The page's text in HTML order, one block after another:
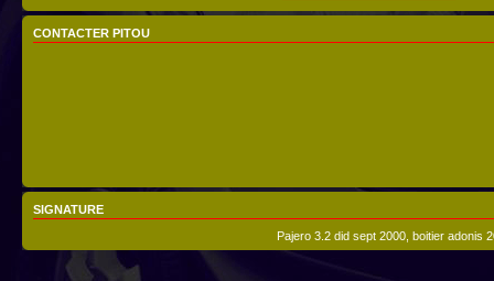
CONTACTER PITOU
SIGNATURE
Pajero 3.2 did sept 2000, boitier adonis